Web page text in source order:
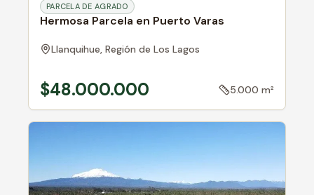
PARCELA DE AGRADO
Hermosa Parcela en Puerto Varas
Llanquihue, Región de Los Lagos
$48.000.000 5.000 m²